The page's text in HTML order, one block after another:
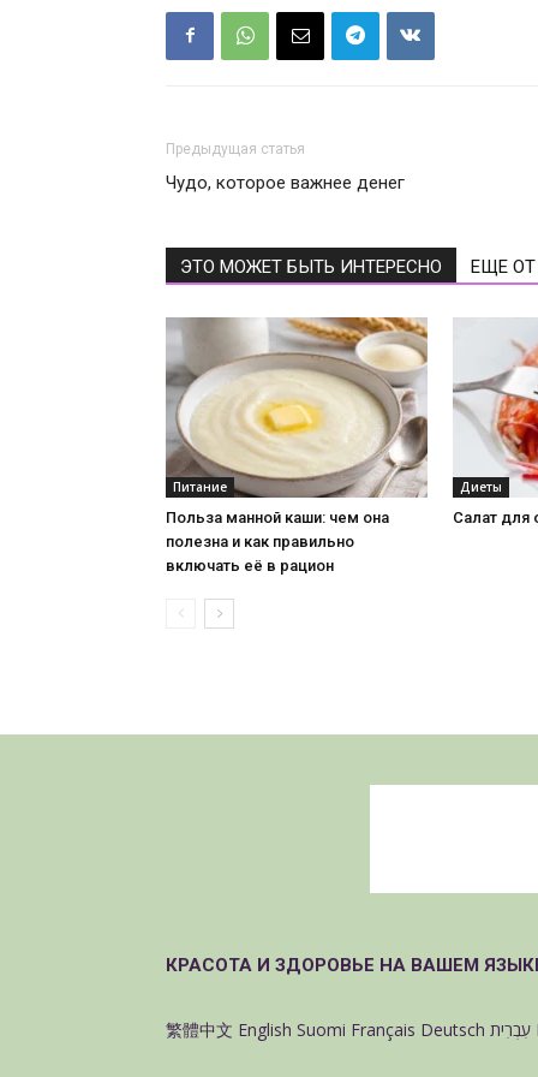
Предыдущая статья
Чудо, которое важнее денег
ЭТО МОЖЕТ БЫТЬ ИНТЕРЕСНО ЕЩЕ
Питание
Польза манной каши: чем она
полезна и как правильно
включать её в рацион
Диеты
Салат для
КРАСОТА И ЗДОРОВЬЕ НА ВАШЕМ
繁體中文 English Suomi Français Deutsch עִבְרִית